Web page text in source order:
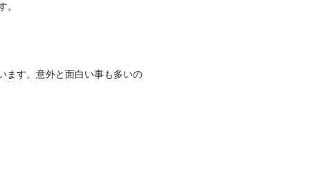
。
ます。意外と面白い事も多いの